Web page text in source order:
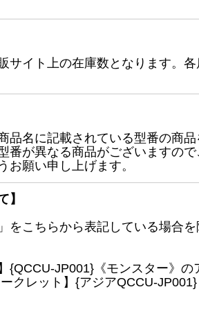
サイト上の在庫数となります。
品名に記載されている型番の商
番が異なる商品がございますの
お願い申し上げます。
】
をこちらから表記している場合を
{QCCU-JP001}《モンスター》の
レット】{アジアQCCU-JP001}